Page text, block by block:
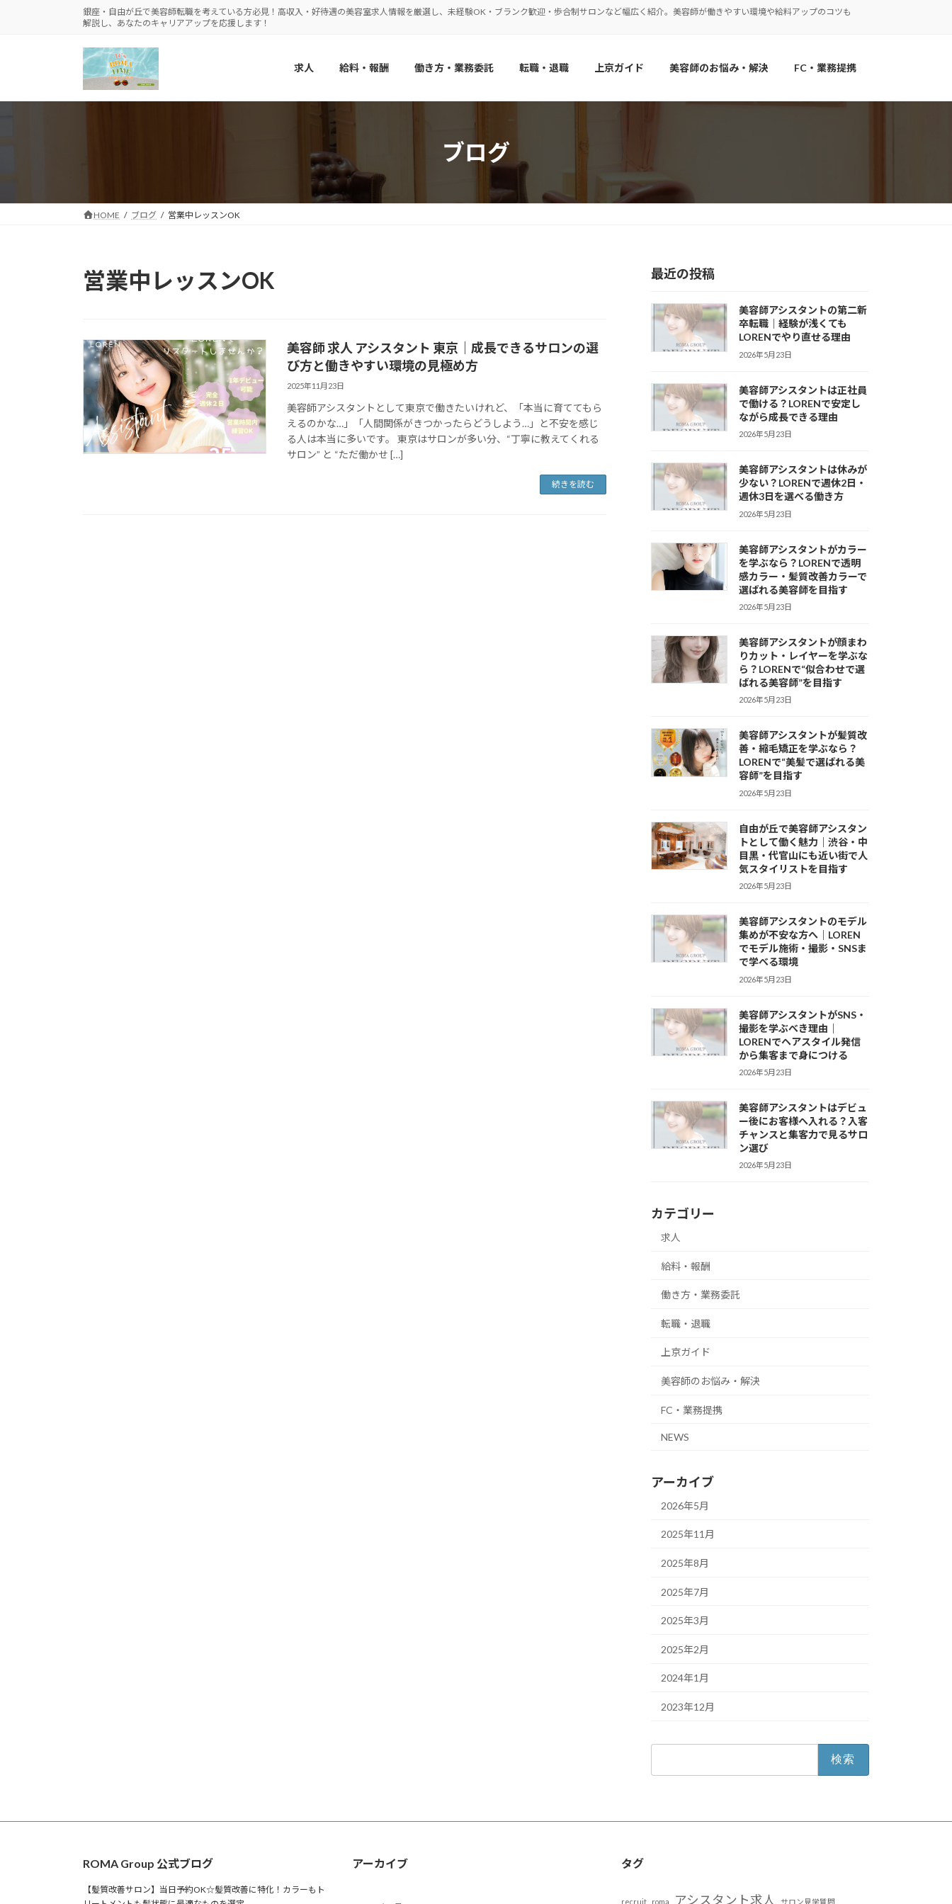
銀座・自由が丘で美容師転職を考えている方必見！高収入・好待遇の美容室求人情報を厳選し、未経験OK・ブランク歓迎・歩合制サロンなど幅広く紹介。美容師が働きやすい環境や給料アップのコツも
解説し、あなたのキャリアアップを応援します！
求人 給料・報酬 働き方・業務委託 転職・退職 上京ガイド 美容師のお悩み・解決 FC・業務提携
ブログ
HOME ブログ 営業中レッスンOK
営業中レッスンOK
美容師 求人 アシスタント 東京｜成長できるサロンの選
び方と働きやすい環境の見極め方
2025年11月23日
美容師アシスタントとして東京で働きたいけれど、「本当に育ててもら
えるのかな…」「人間関係がきつかったらどうしよう…」と不安を感じ
る人は本当に多いです。 東京はサロンが多い分、“丁寧に教えてくれる
サロン” と “ただ働かせ […]
続きを読む
最近の投稿
美容師アシスタントの第二新
卒転職｜経験が浅くても
LORENでやり直せる理由
2026年5月23日
美容師アシスタントは正社員
で働ける？LORENで安定し
ながら成長できる理由
2026年5月23日
美容師アシスタントは休みが
少ない？LORENで週休2日・
週休3日を選べる働き方
2026年5月23日
美容師アシスタントがカラー
を学ぶなら？LORENで透明
感カラー・髪質改善カラーで
選ばれる美容師を目指す
2026年5月23日
美容師アシスタントが顔まわ
りカット・レイヤーを学ぶな
ら？LORENで“似合わせで選
ばれる美容師”を目指す
2026年5月23日
美容師アシスタントが髪質改
善・縮毛矯正を学ぶなら？
LORENで“美髪で選ばれる美
容師”を目指す
2026年5月23日
自由が丘で美容師アシスタン
トとして働く魅力｜渋谷・中
目黒・代官山にも近い街で人
気スタイリストを目指す
2026年5月23日
美容師アシスタントのモデル
集めが不安な方へ｜LOREN
でモデル施術・撮影・SNSま
で学べる環境
2026年5月23日
美容師アシスタントがSNS・
撮影を学ぶべき理由｜
LORENでヘアスタイル発信
から集客まで身につける
2026年5月23日
美容師アシスタントはデビュ
ー後にお客様へ入れる？入客
チャンスと集客力で見るサロ
ン選び
2026年5月23日
カテゴリー
求人
給料・報酬
働き方・業務委託
転職・退職
上京ガイド
美容師のお悩み・解決
FC・業務提携
NEWS
アーカイブ
2026年5月
2025年11月
2025年8月
2025年7月
2025年3月
2025年2月
2024年1月
2023年12月
ROMA Group 公式ブログ
【髪質改善サロン】当日予約OK☆髪質改善に特化！カラーもト
アーカイブ タグ
recruit roma アシスタント求人 サロン見学質問